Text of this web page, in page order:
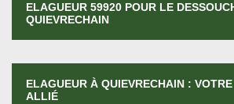
ELAGUEUR 59920 POUR LE
QUIEVRECHAIN
ELAGUEUR À QUIEVRECHAIN :
ALLIÉ